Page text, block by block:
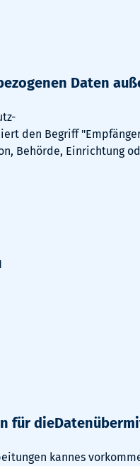
Daten
den Begriff
Behörde, Einrichtung
für
kannes